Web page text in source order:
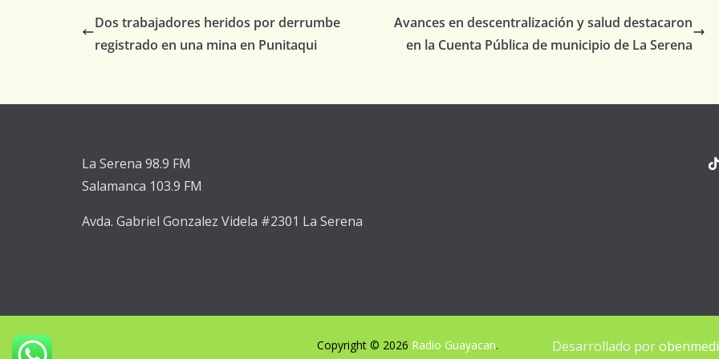
Dos trabajadores heridos por derrumbe
registrado en una mina en Punitaqui
Avances en descentralización y salud destacaron
en la Cuenta Pública de municipio de La Serena
La Serena 98.9 FM
Salamanca 103.9 FM
Avda. Gabriel Gonzalez Videla #2301 La Serena
Copyright © 2026 Radio Guayacan. Desarrollado por